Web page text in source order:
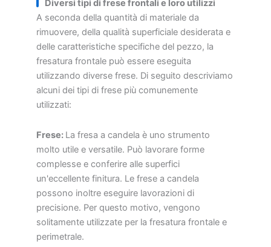
Diversi tipi di frese frontali e loro utilizzi
A seconda della quantità di materiale da
rimuovere, della qualità superficiale desiderata e
delle caratteristiche specifiche del pezzo, la
fresatura frontale può essere eseguita
utilizzando diverse frese. Di seguito descriviamo
alcuni dei tipi di frese più comunemente
utilizzati:
Frese: La fresa a candela è uno strumento
molto utile e versatile. Può lavorare forme
complesse e conferire alle superfici
un'eccellente finitura. Le frese a candela
possono inoltre eseguire lavorazioni di
precisione. Per questo motivo, vengono
solitamente utilizzate per la fresatura frontale e
perimetrale.